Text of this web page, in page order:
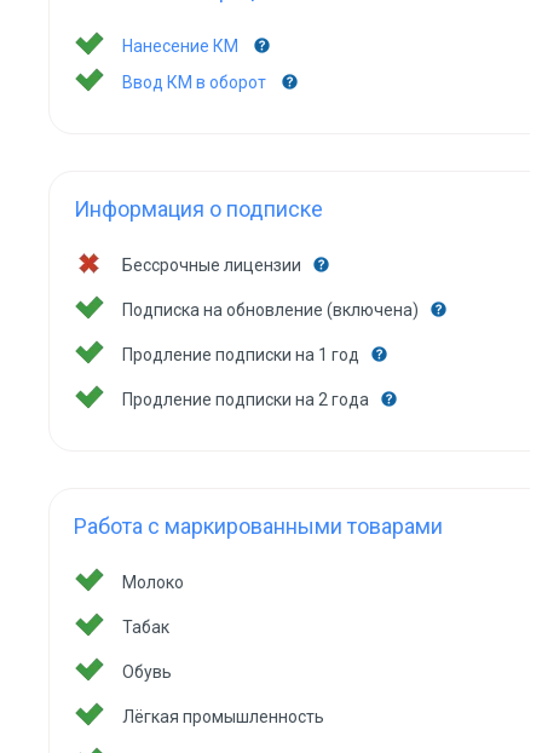
Нанесение КМ
Ввод КМ в оборот
Информация о подписке
Бессрочные лицензии
Подписка на обновление (включена)
Продление подписки на 1 год
Продление подписки на 2 года
Работа с маркированными товарами
Молоко
Табак
Обувь
Лёгкая промышленность